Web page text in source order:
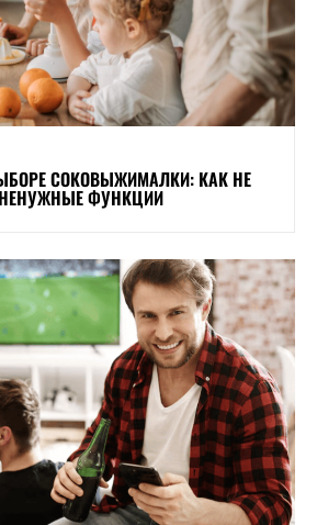
СОКОВЫЖИМАЛКИ: КАК НЕ
НЕНУЖНЫЕ ФУНКЦИИ